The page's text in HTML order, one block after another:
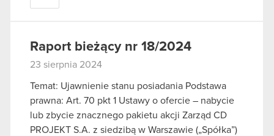
Raport bieżący nr 18/2024
23 sierpnia 2024
Temat: Ujawnienie stanu posiadania Podstawa
prawna: Art. 70 pkt 1 Ustawy o ofercie – nabycie
lub zbycie znacznego pakietu akcji Zarząd CD
PROJEKT S.A. z siedzibą w Warszawie („Spółka”)